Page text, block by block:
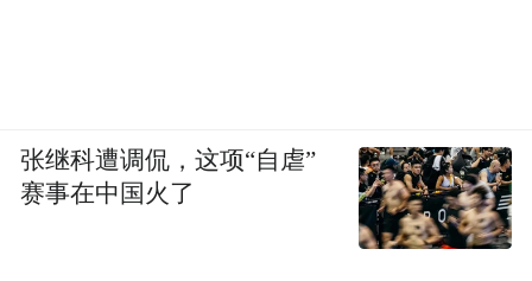
张继科遭调侃，这项“自虐”
赛事在中国火了